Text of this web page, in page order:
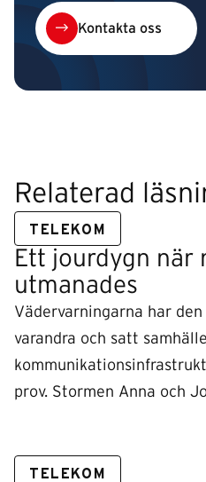
Kontakta oss
Relaterad
TELEKOM
Ett jourdygn när
utmanades
Vädervarningarna har
varandra och satt
prov. Stormen Anna och
TELEKOM